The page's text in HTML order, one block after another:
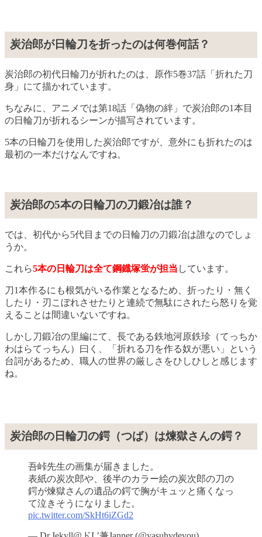
炭治郎が日輪刀を折ったのは何巻何話？
炭治郎の初代日輪刀が折れたのは、原作5巻37話「折れた刀
身」にて描かれています。
ちなみに、アニメでは第18話「偽物の絆」で炭治郎の1本目
の日輪刀が折れるシーンが描写されています。
5本の日輪刀を使用した炭治郎ですが、意外にも折れたのは
最初の一本だけなんですね。
炭治郎の5本の日輪刀の刀鍛冶は誰？
では、初代から5代目までの日輪刀の刀鍛冶は誰なのでしょ
うか。
これら5本の日輪刀は全て鋼鐡塚蛍が担当 しています。
刀1本作るにも根気がいる作業となるため、折ったり・無く
したり・刃こぼれさせたりと連続で無駄にされたら怒りを覚
えることは間違いないですね。
しかし刀鍛冶の里編にて、長である鉄地河原鉄珍（てっちか
わはらてっちん）曰く、「折れる刀を作る奴が悪い」という
台詞があるため、職人の世界の厳しさをひしひしと感じます
ね。
炭治郎の日輪刀の鍔（つば）は煉獄さんの鍔？
吾峠先生の画集が届きました。
表紙の炭次郎や、後半のカラー絵の炭次郎の刀の
鍔が煉獄さんの遺品の鍔で胸がキュッと痛くなっ
て泣きそうになりました。
pic.twitter.com/SkHt6iZGd2